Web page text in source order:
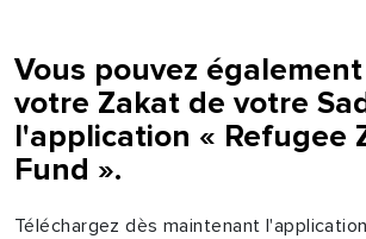
Vous pouvez
votre Zakat de votre
l'application « Refugee
Fund ».
Téléchargez dès maintenant